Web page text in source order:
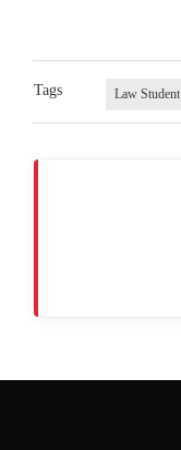
Tags Law Student